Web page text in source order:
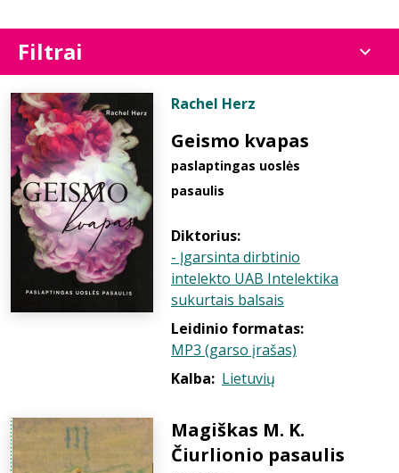
Filtrai
Rachel Herz
Geismo kvapas
paslaptingas uoslės
pasaulis
Diktorius:
- Įgarsinta dirbtinio
intelekto UAB Intelektika
sukurtais balsais
Leidinio formatas:
MP3 (garso įrašas)
Kalba: Lietuvių
Magiškas M. K.
Čiurlionio pasaulis